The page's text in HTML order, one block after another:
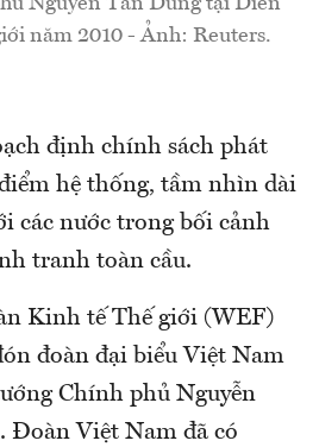
năm 2010 - Ảnh: Reuters.
định chính sách phát
hệ thống, tầm nhìn dài
các nước trong bối cảnh
tranh toàn cầu.
Kinh tế Thế giới (WEF)
đoàn đại biểu Việt Nam
Chính phủ Nguyễn
Đoàn Việt Nam đã có